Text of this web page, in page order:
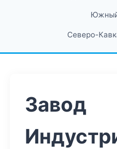
Северо-
Завод